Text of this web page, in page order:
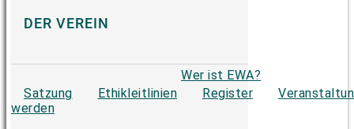
DER VEREIN
Wer ist EWA?
Satzung
Ethikleitlinien Register
werden